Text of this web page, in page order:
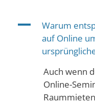
A
Warum
auf Online
Auch wenn
Online-